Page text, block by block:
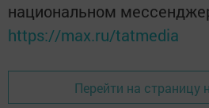
национальном
https://max.ru/tatmedia
Перейти на страницу